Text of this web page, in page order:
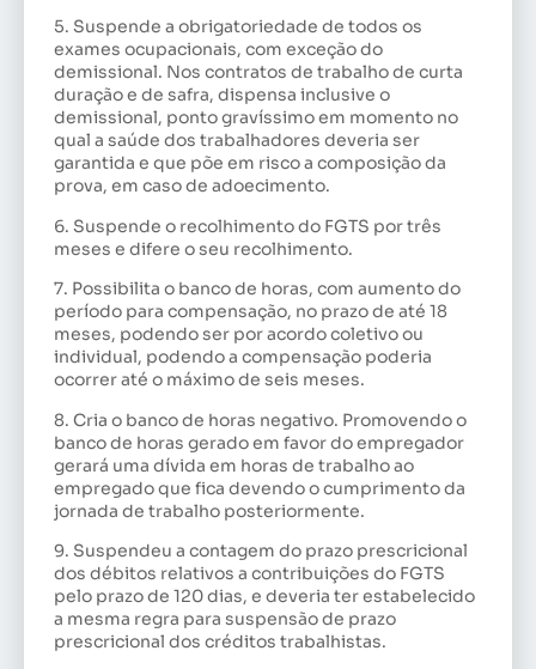
5. Suspende a obrigatoriedade de todos os
exames ocupacionais, com exceção do
demissional. Nos contratos de trabalho de curta
duração e de safra, dispensa inclusive o
demissional, ponto gravíssimo em momento no
qual a saúde dos trabalhadores deveria ser
garantida e que põe em risco a composição da
prova, em caso de adoecimento.
6. Suspende o recolhimento do FGTS por três
meses e difere o seu recolhimento.
7. Possibilita o banco de horas, com aumento do
período para compensação, no prazo de até 18
meses, podendo ser por acordo coletivo ou
individual, podendo a compensação poderia
ocorrer até o máximo de seis meses.
8. Cria o banco de horas negativo. Promovendo o
banco de horas gerado em favor do empregador
gerará uma dívida em horas de trabalho ao
empregado que fica devendo o cumprimento da
jornada de trabalho posteriormente.
9. Suspendeu a contagem do prazo prescricional
dos débitos relativos a contribuições do FGTS
pelo prazo de 120 dias, e deveria ter estabelecido
a mesma regra para suspensão de prazo
prescricional dos créditos trabalhistas.